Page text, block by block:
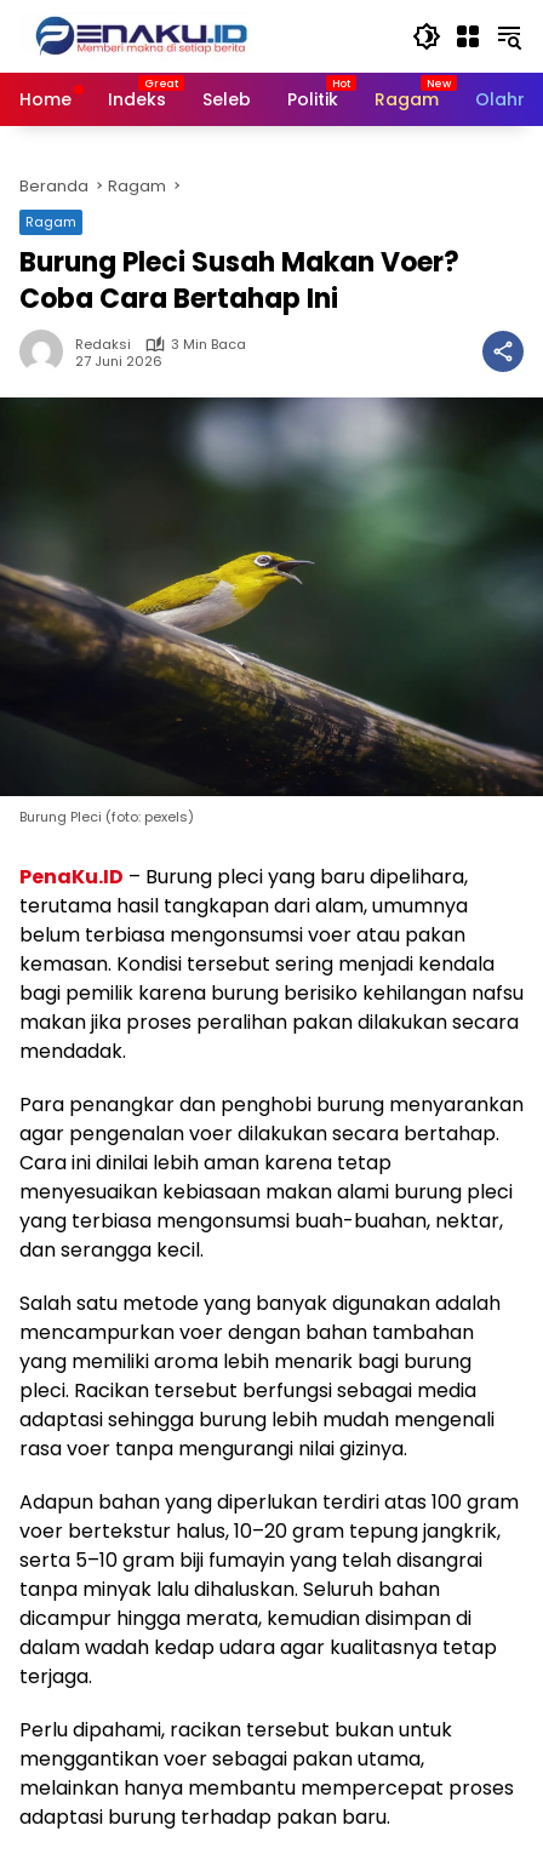
Langsung
konten
Home
Indeks Seleb Politik Ragam
Beranda Ragam
Ragam
Burung Pleci Susah Makan Voer?
Coba Cara Bertahap Ini
Redaksi
3 Min Baca
27 Juni 2026
Burung Pleci (foto: pexels)
PenaKu.ID – Burung pleci yang baru dipelihara,
terutama hasil tangkapan dari alam, umumnya
belum terbiasa mengonsumsi voer atau pakan
kemasan. Kondisi tersebut sering menjadi kendala
bagi pemilik karena burung berisiko kehilangan nafsu
makan jika proses peralihan pakan dilakukan secara
mendadak.
Para penangkar dan penghobi burung menyarankan
agar pengenalan voer dilakukan secara bertahap.
Cara ini dinilai lebih aman karena tetap
menyesuaikan kebiasaan makan alami burung pleci
yang terbiasa mengonsumsi buah-buahan, nektar,
dan serangga kecil.
Salah satu metode yang banyak digunakan adalah
mencampurkan voer dengan bahan tambahan
yang memiliki aroma lebih menarik bagi burung
pleci. Racikan tersebut berfungsi sebagai media
adaptasi sehingga burung lebih mudah mengenali
rasa voer tanpa mengurangi nilai gizinya.
Adapun bahan yang diperlukan terdiri atas 100 gram
voer bertekstur halus, 10–20 gram tepung jangkrik,
serta 5–10 gram biji fumayin yang telah disangrai
tanpa minyak lalu dihaluskan. Seluruh bahan
dicampur hingga merata, kemudian disimpan di
dalam wadah kedap udara agar kualitasnya tetap
terjaga.
Perlu dipahami, racikan tersebut bukan untuk
menggantikan voer sebagai pakan utama,
melainkan hanya membantu mempercepat proses
adaptasi burung terhadap pakan baru.